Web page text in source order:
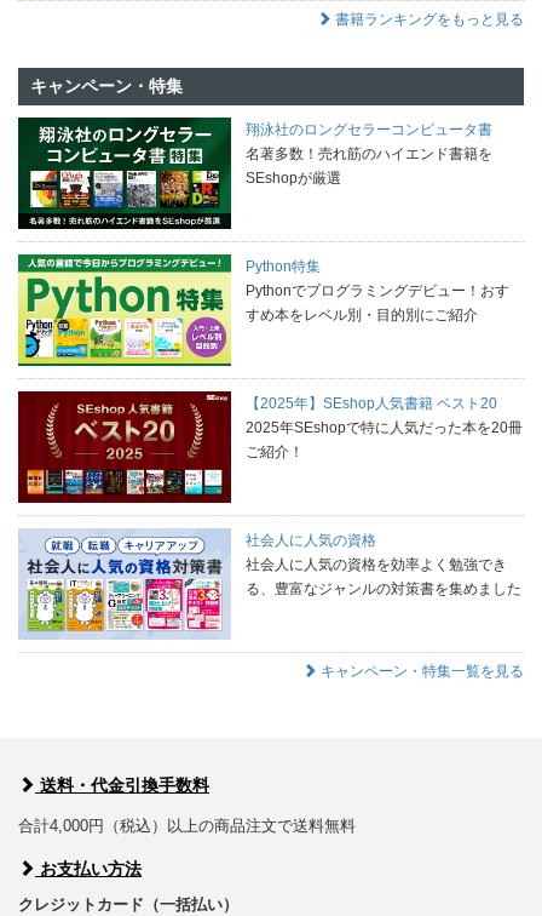
書籍ランキングをもっと見る
キャンペーン・特集
翔泳社のロングセラーコンピュータ書
名著多数！売れ筋のハイエンド書籍を
SEshopが厳選
Python特集
Pythonでプログラミングデビュー！おす
すめ本をレベル別・目的別にご紹介
【2025年】SEshop人気書籍 ベスト20
2025年SEshopで特に人気だった本を20冊
ご紹介！
社会人に人気の資格
社会人に人気の資格を効率よく勉強でき
る、豊富なジャンルの対策書を集めました
キャンペーン・特集一覧を見る
送料・代金引換手数料
合計4,000円（税込）以上の商品注文で送料無料
お支払い方法
クレジットカード（一括払い）